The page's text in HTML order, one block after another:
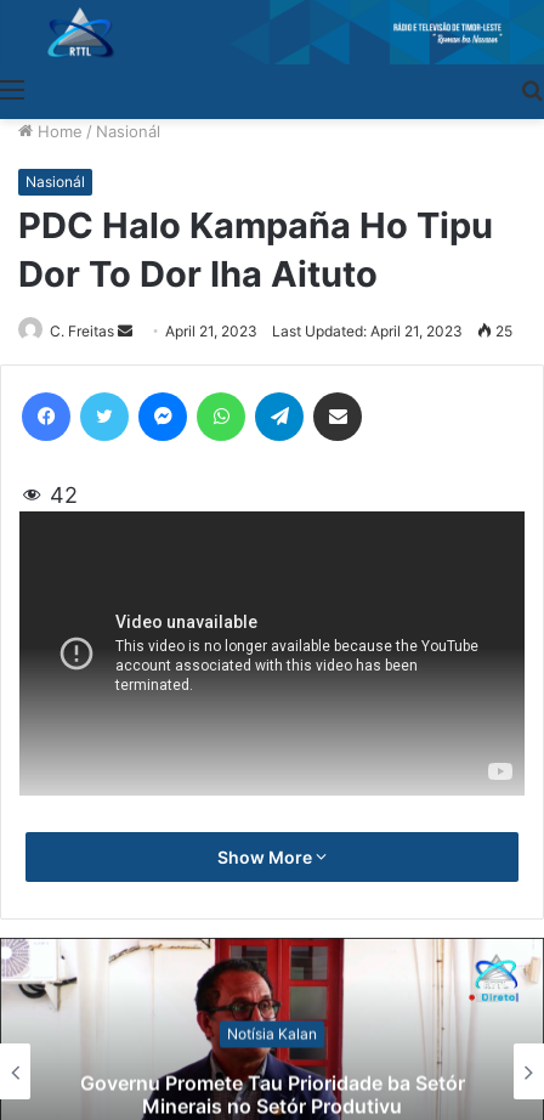
Home / Nasionál
Nasionál
PDC Halo Kampaña Ho Tipu
Dor To Dor Iha Aituto
C. Freitas
Send
an
email
April 21, 2023 Last Updated: April 21, 2023 25
42
Show More
Notísia Kalan
Governu Promete Tau Prioridade ba Setór
Minerais no Setór Produtivu